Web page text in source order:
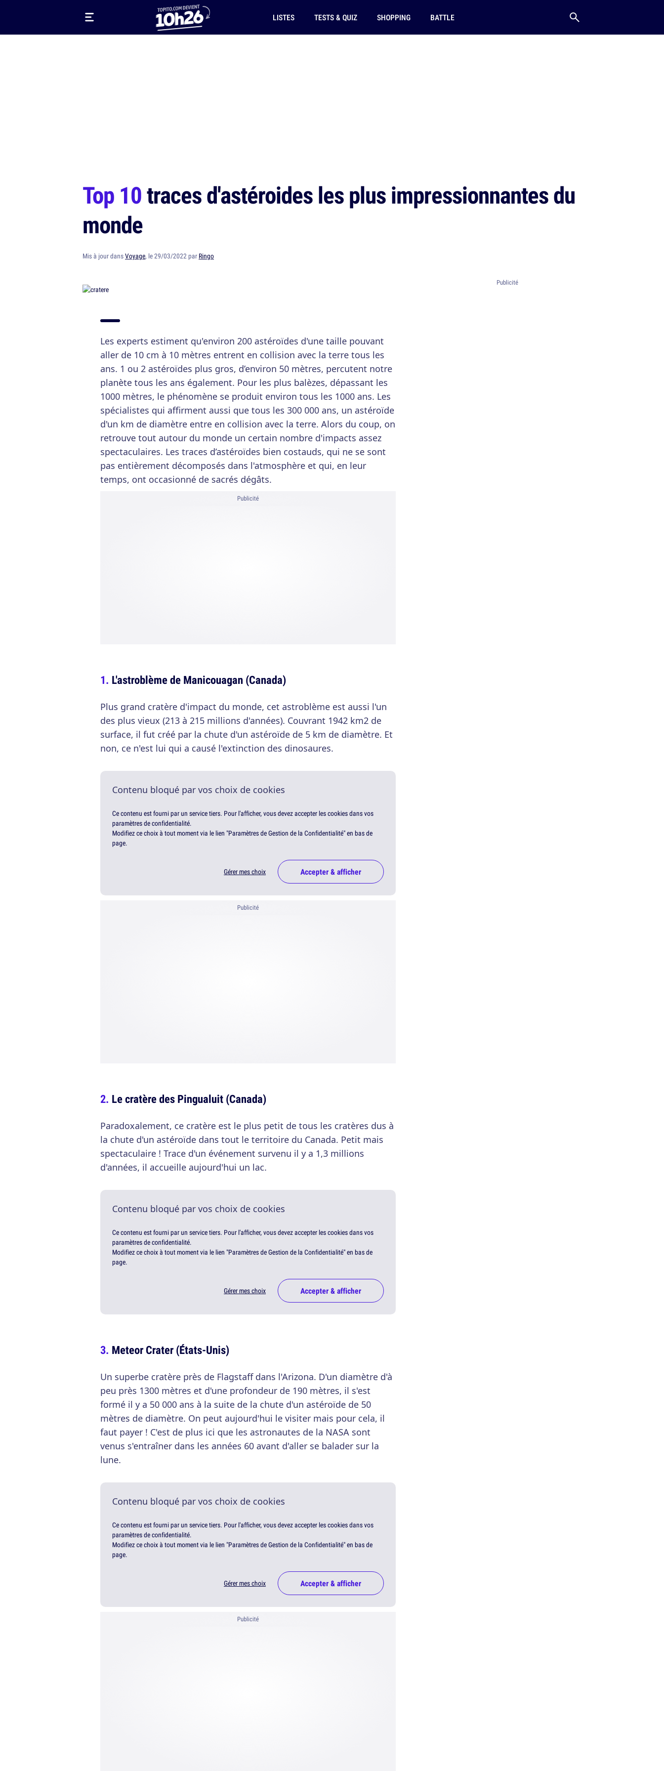
LISTES TESTS & QUIZ SHOPPING BATTLE
Top 10traces d'astéroides les plus impressionnantes du
monde
Mis à jour dansVoyage, le 29/03/2022 par Ringo
Les experts estiment qu'environ 200 astéroïdes d'une taille pouvant
aller de 10 cm à 10 mètres entrent en collision avec la terre tous les
ans. 1 ou 2 astéroïdes plus gros, d’environ 50 mètres, percutent notre
planète tous les ans également. Pour les plus balèzes, dépassant les
1000 mètres, le phénomène se produit environ tous les 1000 ans. Les
spécialistes qui affirment aussi que tous les 300 000 ans, un astéroïde
d'un km de diamètre entre en collision avec la terre. Alors du coup, on
retrouve tout autour du monde un certain nombre d'impacts assez
spectaculaires. Les traces d’astéroïdes bien costauds, qui ne se sont
pas entièrement décomposés dans l'atmosphère et qui, en leur
temps, ont occasionné de sacrés dégâts.
Publicité
L'astroblème de Manicouagan (Canada)
Plus grand cratère d'impact du monde, cet astroblème est aussi l'un
des plus vieux (213 à 215 millions d'années). Couvrant 1942 km2 de
surface, il fut créé par la chute d'un astéroïde de 5 km de diamètre. Et
non, ce n'est lui qui a causé l'extinction des dinosaures.
Contenu bloqué par vos choix de cookies
Ce contenu est fourni par un service tiers. Pour l'afficher, vous devez accepter les cookies dans vos
paramètres de confidentialité.
Modifiez ce choix à tout moment via le lien "Paramètres de Gestion de la Confidentialité" en bas de
page.
Gérer mes choix Accepter & afficher
Publicité
Le cratère des Pingualuit (Canada)
Paradoxalement, ce cratère est le plus petit de tous les cratères dus à
la chute d'un astéroïde dans tout le territoire du Canada. Petit mais
spectaculaire ! Trace d'un événement survenu il y a 1,3 millions
d'années, il accueille aujourd'hui un lac.
Contenu bloqué par vos choix de cookies
Ce contenu est fourni par un service tiers. Pour l'afficher, vous devez accepter les cookies dans vos
paramètres de confidentialité.
Modifiez ce choix à tout moment via le lien "Paramètres de Gestion de la Confidentialité" en bas de
page.
Gérer mes choix Accepter & afficher
Meteor Crater (États-Unis)
Un superbe cratère près de Flagstaff dans l'Arizona. D'un diamètre d'à
peu près 1300 mètres et d'une profondeur de 190 mètres, il s'est
formé il y a 50 000 ans à la suite de la chute d'un astéroïde de 50
mètres de diamètre. On peut aujourd'hui le visiter mais pour cela, il
faut payer ! C'est de plus ici que les astronautes de la NASA sont
venus s'entraîner dans les années 60 avant d'aller se balader sur la
lune.
Contenu bloqué par vos choix de cookies
Ce contenu est fourni par un service tiers. Pour l'afficher, vous devez accepter les cookies dans vos
paramètres de confidentialité.
Modifiez ce choix à tout moment via le lien "Paramètres de Gestion de la Confidentialité" en bas de
page.
Gérer mes choix Accepter & afficher
Publicité